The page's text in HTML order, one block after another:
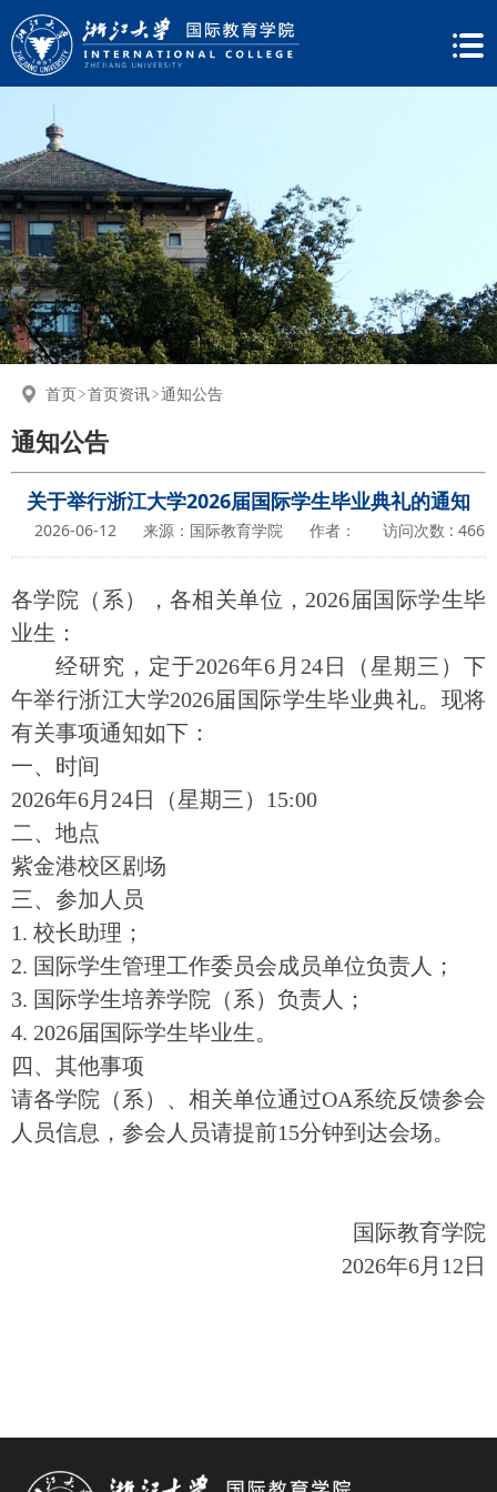
首页 首页资讯 通知公告
通知公告
关于举行浙江大学2026届国际学生毕业典礼的通知
2026-06-12 来源：国际教育学院 作者： 访问次数 : 466
各学院（系），各相关单位，2026届国际学生毕
业生：
经研究，定于2026年6月24日（星期三）下
午举行浙江大学2026届国际学生毕业典礼。现将
有关事项通知如下：
一、时间
2026年6月24日（星期三）15:00
二、地点
紫金港校区剧场
三、参加人员
1. 校长助理；
2. 国际学生管理工作委员会成员单位负责人；
3. 国际学生培养学院（系）负责人；
4. 2026届国际学生毕业生。
四、其他事项
请各学院（系）、相关单位通过OA系统反馈参会
人员信息，参会人员请提前15分钟到达会场。
国际教育学院
2026年6月12日